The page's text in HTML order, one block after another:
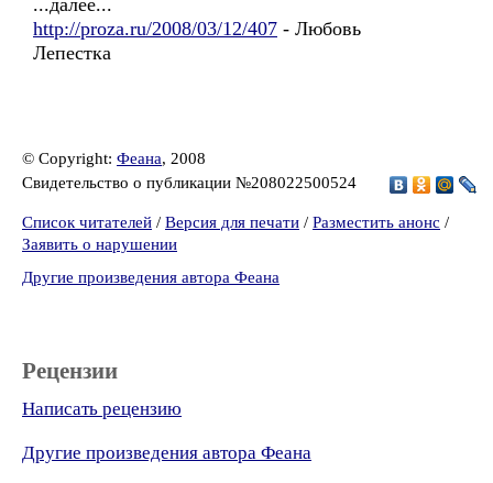
...далее...
http://proza.ru/2008/03/12/407 - Любовь
Лепестка
© Copyright: Феана, 2008
Свидетельство о публикации №208022500524
Список читателей / Версия для печати / Разместить анонс /
Заявить о нарушении
Другие произведения автора Феана
Рецензии
Написать рецензию
Другие произведения автора Феана